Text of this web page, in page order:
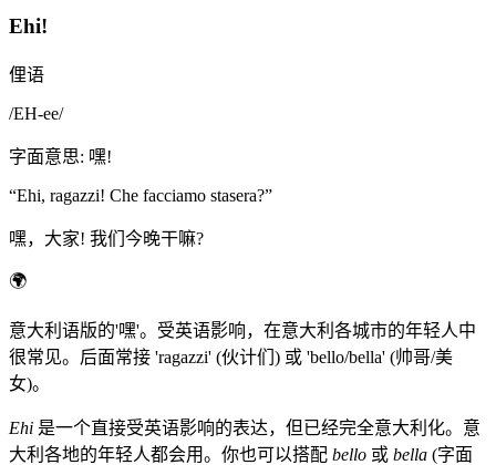
Ehi!
俚语
/EH-ee/
字面意思: 嘿!
“Ehi, ragazzi! Che facciamo stasera?”
嘿，大家! 我们今晚干嘛?
🌍
意大利语版的'嘿'。受英语影响，在意大利各城市的年轻人中
很常见。后面常接 'ragazzi' (伙计们) 或 'bello/bella' (帅哥/美
女)。
Ehi 是一个直接受英语影响的表达，但已经完全意大利化。意
大利各地的年轻人都会用。你也可以搭配 bello 或 bella (字面